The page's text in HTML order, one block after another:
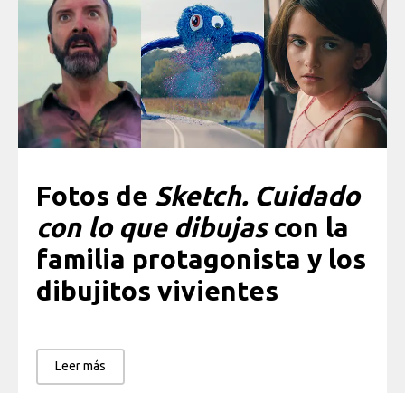
Fotos de Sketch. Cuidado
con lo que dibujascon la
familia protagonista y los
dibujitos vivientes
Leer más